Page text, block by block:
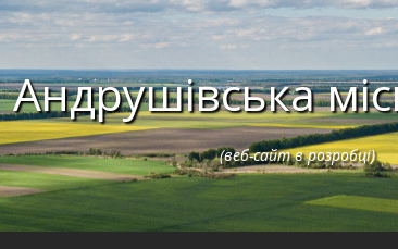
Андрушівська
(веб-сайт в розробці)